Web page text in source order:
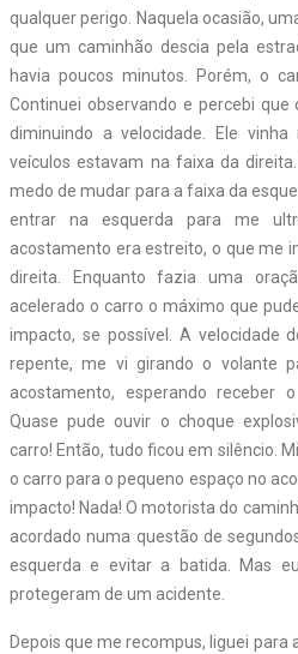
qualquer perigo. Naquela ocasião,
que um caminhão descia pela
havia poucos minutos. Porém, o
Continuei observando e percebi
diminuindo a velocidade. Ele
veículos estavam na faixa da
medo de mudar para a faixa da
entrar na esquerda para me
acostamento era estreito, o que me
direita. Enquanto fazia uma
acelerado o carro o máximo que
impacto, se possível. A velocidade
repente, me vi girando o volante
acostamento, esperando receber
Quase pude ouvir o choque
carro! Então, tudo ficou em silêncio.
o carro para o pequeno espaço no
impacto! Nada! O motorista do
acordado numa questão de
esquerda e evitar a batida. Mas
protegeram de um acidente.
Depois que me recompus, liguei para